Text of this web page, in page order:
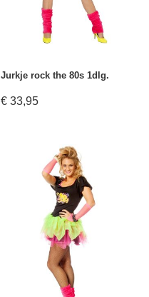
Jurkje rock the 80s 1dlg.
€ 33,95